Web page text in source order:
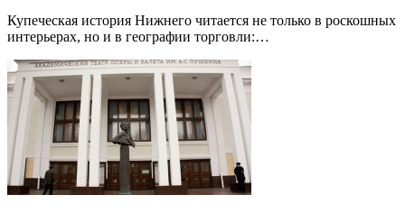
Купеческая история Нижнего читается не только в роскошных
интерьерах, но и в географии торговли:…